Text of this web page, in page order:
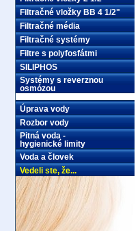
Filtračné vložky BB 4 1/2"
Filtračné média
Filtračné systémy
Filtre s polyfosfátmi
SILIPHOS
Systémy s reverznou
osmózou
Úprava vody
Rozbor vody
Pitná voda -
hygienické limity
Voda a človek
Vedeli ste, že...